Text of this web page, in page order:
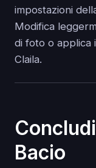
impostazioni
Modifica
di foto o applica
Claila.
Bacio